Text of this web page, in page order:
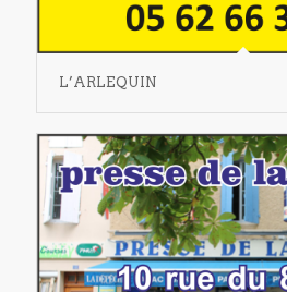
L’ARLEQUIN